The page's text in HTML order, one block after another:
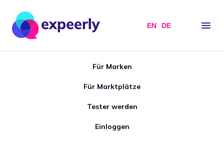
EN DE
Für Marken
Für Marktplätze
Tester werden
Einloggen